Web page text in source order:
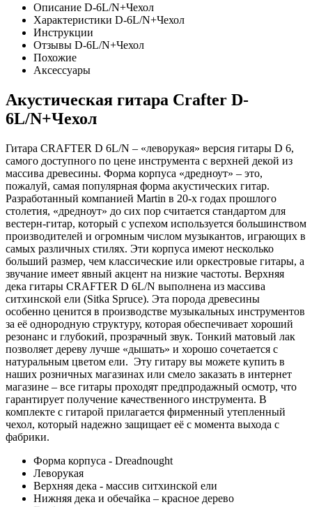
Описание D-6L/N+Чехол
Характеристики D-6L/N+Чехол
Инструкции
Отзывы D-6L/N+Чехол
Похожие
Аксессуары
Акустическая гитара Crafter D-
6L/N+Чехол
Гитара CRAFTER D 6L/N – «леворукая» версия гитары D 6,
самого доступного по цене инструмента с верхней декой из
массива древесины. Форма корпуса «дредноут» – это,
пожалуй, самая популярная форма акустических гитар.
Разработанный компанией Martin в 20-х годах прошлого
столетия, «дредноут» до сих пор считается стандартом для
вестерн-гитар, который с успехом используется большинством
производителей и огромным числом музыкантов, играющих в
самых различных стилях. Эти корпуса имеют несколько
больший размер, чем классические или оркестровые гитары, а
звучание имеет явный акцент на низкие частоты. Верхняя
дека гитары CRAFTER D 6L/N выполнена из массива
ситхинской ели (Sitka Spruce). Эта порода древесины
особенно ценится в производстве музыкальных инструментов
за её однородную структуру, которая обеспечивает хороший
резонанс и глубокий, прозрачный звук. Тонкий матовый лак
позволяет дереву лучше «дышать» и хорошо сочетается с
натуральным цветом ели. Эту гитару вы можете купить в
наших розничных магазинах или смело заказать в интернет
магазине – все гитары проходят предпродажный осмотр, что
гарантирует получение качественного инструмента. В
комплекте с гитарой прилагается фирменный утепленный
чехол, который надежно защищает её с момента выхода с
фабрики.
Форма корпуса - Dreadnought
Леворукая
Верхняя дека - массив ситхинской ели
Нижняя дека и обечайка – красное дерево